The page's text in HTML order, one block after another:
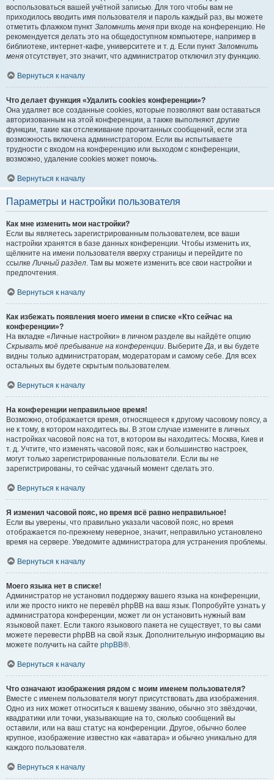
воспользоваться вашей учётной записью. Для того чтобы вам не
приходилось вводить имя пользователя и пароль каждый раз, вы можете
отметить флажком пункт Запомнить меня при входе на конференцию. Не
рекомендуется делать это на общедоступном компьютере, например в
библиотеке, интернет-кафе, университете и т. д. Если пункт Запомнить
меня отсутствует, это значит, что администратор отключил эту функцию.
Вернуться к началу
Что делает функция «Удалить cookies конференции»?
Она удаляет все созданные cookies, которые позволяют вам оставаться
авторизованным на этой конференции, а также выполняют другие
функции, такие как отслеживание прочитанных сообщений, если эта
возможность включена администратором. Если вы испытываете
трудности с входом на конференцию или выходом с конференции,
возможно, удаление cookies может помочь.
Вернуться к началу
Параметры и настройки пользователя
Как мне изменить мои настройки?
Если вы являетесь зарегистрированным пользователем, все ваши
настройки хранятся в базе данных конференции. Чтобы изменить их,
щёлкните на имени пользователя вверху страницы и перейдите по
ссылкеЛичный раздел. Там вы можете изменить все свои настройки и
предпочтения.
Вернуться к началу
Как избежать появления моего имени в списке «Кто сейчас на
конференции»?
На вкладке «Личные настройки» в личном разделе вы найдёте опцию
Скрывать моё пребывание на конференции. ВыберитеДа, и вы будете
видны только администраторам, модераторам и самому себе. Для всех
остальных вы будете скрытым пользователем.
Вернуться к началу
На конференции неправильное время!
Возможно, отображается время, относящееся к другому часовому поясу, а
не к тому, в котором находитесь вы. В этом случае измените в личных
настройках часовой пояс на тот, в котором вы находитесь: Москва, Киев и
т. д. Учтите, что изменять часовой пояс, как и большинство настроек,
могут только зарегистрированные пользователи. Если вы не
зарегистрированы, то сейчас удачный момент сделать это.
Вернуться к началу
Я изменил часовой пояс, но время всё равно неправильное!
Если вы уверены, что правильно указали часовой пояс, но время
отображается по-прежнему неверное, значит, неправильно установлено
время на сервере. Уведомите администратора для устранения проблемы.
Вернуться к началу
Моего языка нет в списке!
Администратор не установил поддержку вашего языка на конференции,
или же просто никто не перевёл phpBB на ваш язык. Попробуйте узнать у
администратора конференции, может ли он установить нужный вам
языковой пакет. Если такого языкового пакета не существует, то вы сами
можете перевести phpBB на свой язык. Дополнительную информацию вы
можете получить на сайте phpBB®.
Вернуться к началу
Что означают изображения рядом с моим именем пользователя?
Вместе с именем пользователя могут присутствовать два изображения.
Одно из них может относиться к вашему званию, обычно это звёздочки,
квадратики или точки, указывающие на то, сколько сообщений вы
оставили, или на ваш статус на конференции. Другое, обычно более
крупное, изображение известно как «аватара» и обычно уникально для
каждого пользователя.
Вернуться к началу